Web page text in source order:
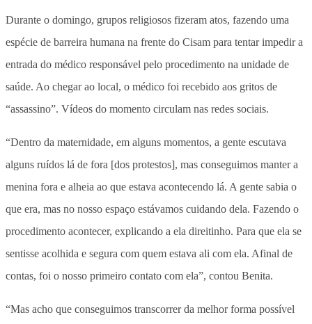
Durante o domingo, grupos religiosos fizeram atos, fazendo uma
espécie de barreira humana na frente do Cisam para tentar impedir a
entrada do médico responsável pelo procedimento na unidade de
saúde. Ao chegar ao local, o médico foi recebido aos gritos de
“assassino”. Vídeos do momento circulam nas redes sociais.
“Dentro da maternidade, em alguns momentos, a gente escutava
alguns ruídos lá de fora [dos protestos], mas conseguimos manter a
menina fora e alheia ao que estava acontecendo lá. A gente sabia o
que era, mas no nosso espaço estávamos cuidando dela. Fazendo o
procedimento acontecer, explicando a ela direitinho. Para que ela se
sentisse acolhida e segura com quem estava ali com ela. Afinal de
contas, foi o nosso primeiro contato com ela”, contou Benita.
“Mas acho que conseguimos transcorrer da melhor forma possível